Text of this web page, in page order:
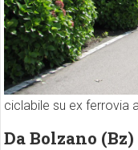
ciclabile su ex ferrovia
Da Bolzano